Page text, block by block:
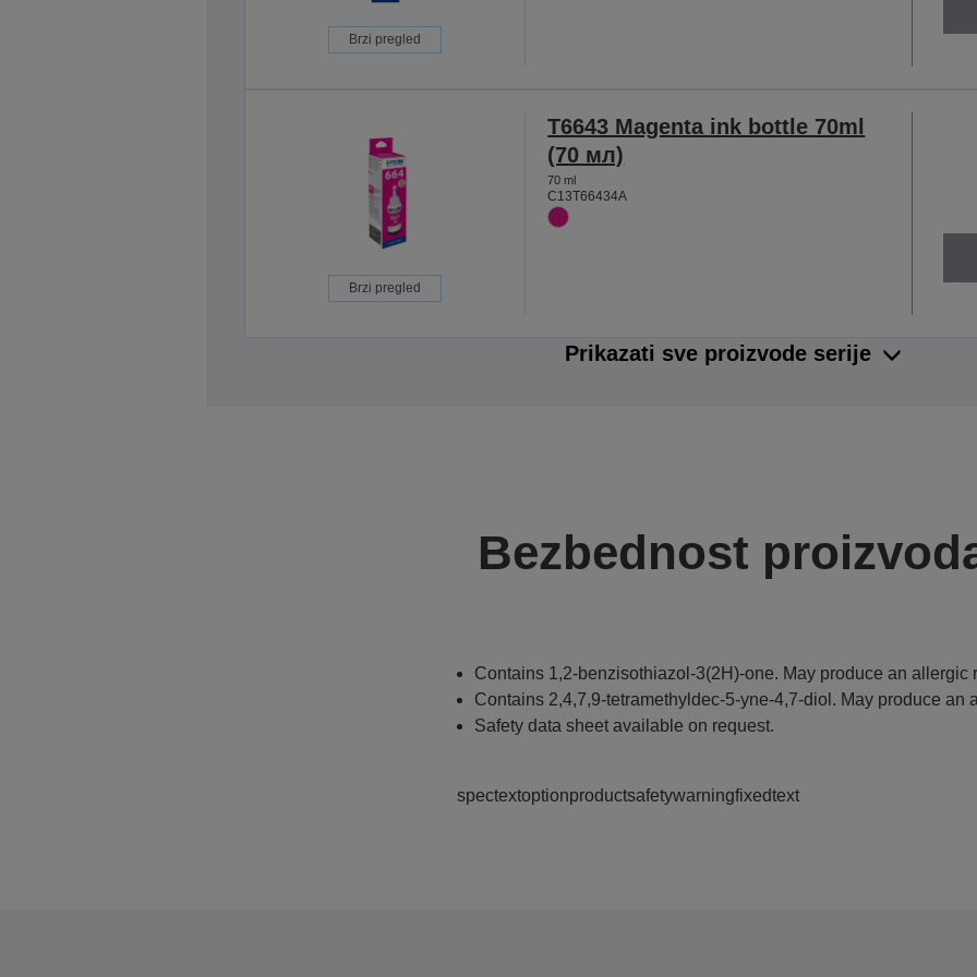
Brzi pregled
Brzi pregled
T6643 Magenta ink bottle 70ml
(70 мл)
70 ml
C13T66434A
Prikazati sve proizvode serije
Bezbednost
Contains 1,2-benzisothiazol-3(2H)-one. May produce an allergic
Contains 2,4,7,9-tetramethyldec-5-yne-4,7-diol. May produce an
Safety data sheet available on request.
spectextoptionproductsafetywarningfixedtext